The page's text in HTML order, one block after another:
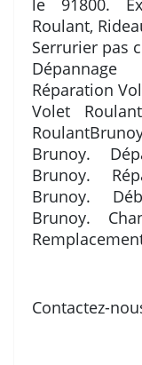
le 91800.
Roulant,
Serrurier pas
Réparation
Volet
Brunoy.
Brunoy.
Brunoy.
Brunoy.
Contactez-